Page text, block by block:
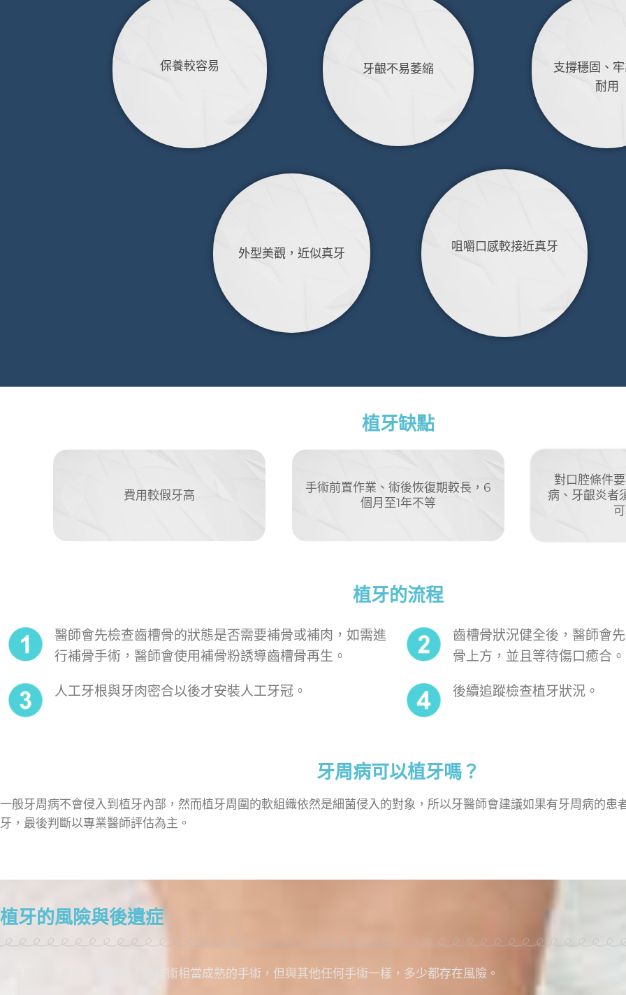
保養較容易 牙齦不易萎縮
支撐穩固、
耐用
外型美觀，近似真牙 咀嚼口感較接近真牙
植牙缺點
費用較假牙高
手術前置作業、術後恢復期較長，6
個月至1年不等
對口腔條件
病、牙齦炎者
植牙的流程
醫師會先檢查齒槽骨的狀態是否需要補骨或補肉，如需進
行補骨手術，醫師會使用補骨粉誘導齒槽骨再生。
齒槽骨狀況健全後，醫師會
骨上方，並且等待傷口癒合。
人工牙根與牙肉密合以後才安裝人工牙冠。 後續追蹤檢查植牙狀況。
牙周病可以植牙嗎？
一般牙周病不會侵入到植牙內部，然而植牙周圍的軟組織依然是細菌侵入的對象，所以牙醫師會建議如果有牙周病的患
牙，最後判斷以專業醫師評估為主。
植牙的風險與後遺症
植牙雖然已有數十年歷史，是技術相當成熟的手術，但與其他任何手術一樣，多少都存在風險。